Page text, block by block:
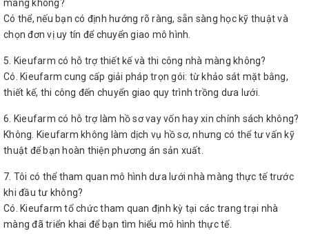
màng không?
Có thể, nếu bạn có định hướng rõ ràng, sẵn sàng học kỹ thuật và
chọn đơn vị uy tín để chuyển giao mô hình.
5. Kieufarm có hỗ trợ thiết kế và thi công nhà màng không?
Có. Kieufarm cung cấp giải pháp trọn gói: từ khảo sát mặt bằng,
thiết kế, thi công đến chuyển giao quy trình trồng dưa lưới.
6. Kieufarm có hỗ trợ làm hồ sơ vay vốn hay xin chính sách không?
Không. Kieufarm không làm dịch vụ hồ sơ, nhưng có thể tư vấn kỹ
thuật để bạn hoàn thiện phương án sản xuất.
7. Tôi có thể tham quan mô hình dưa lưới nhà màng thực tế trước
khi đầu tư không?
Có. Kieufarm tổ chức tham quan định kỳ tại các trang trại nhà
màng đã triển khai để bạn tìm hiểu mô hình thực tế.